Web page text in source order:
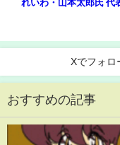
れいわ・山本太郎氏 代
Xでフォロ
おすすめの記事